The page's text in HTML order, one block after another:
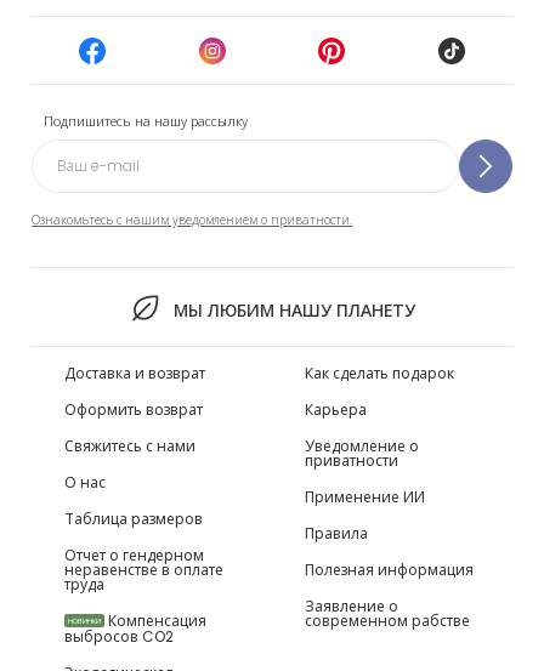
Подпишитесь на нашу рассылку
Ознакомьтесь с нашим уведомлением о приватности.
МЫ ЛЮБИМ НАШУ ПЛАНЕТУ
Доставка и возврат
Оформить возврат
Свяжитесь с нами
О нас
Таблица размеров
Отчет о гендерном
неравенстве в оплате
труда
НОВИНКИ Компенсация
выбросов CO2
Как сделать подарок
Карьера
Уведомление о
приватности
Применение ИИ
Правила
Полезная информация
Заявление о
современном рабстве